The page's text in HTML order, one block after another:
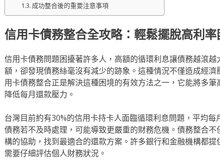
成功整合後的重要注意事項
信用卡債務整合全攻略：輕鬆擺脫高利率
信用卡債務問題困擾著許多人，高額的循環利息讓債務越滾
額，卻發現債務絲毫沒有減少的跡象。這種情況不僅造成經
用卡債務整合正是解決這種困境的有效方法之一，它能將多
降低每月還款壓力。
台灣目前約有30%的信用卡持卡人面臨循環利息問題，平均
債務若不及時處理，可能導致更嚴重的財務危機。債務整合
構的協助，找到最適合的還款方案。許多銀行和金融機構都
需要仔細評估個人財務狀況。